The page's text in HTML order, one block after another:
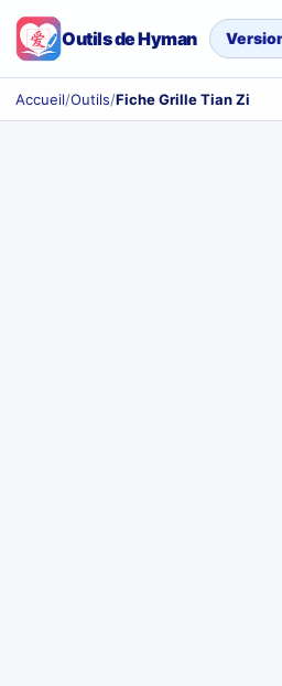
Outils de Hyman
Accueil/Outils/Fiche Grille Tian Zi